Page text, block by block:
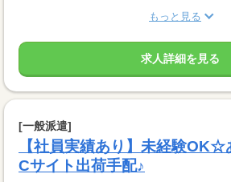
もっと見る
求人詳細を見る
[一般派遣]
【社員実績あり】未経験OK☆
Cサイト出荷手配♪